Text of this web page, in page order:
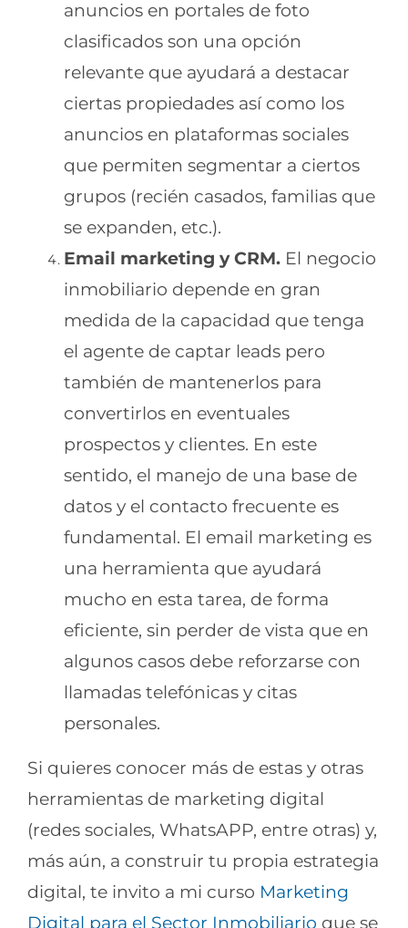
anuncios en portales de foto
clasificados son una opción
relevante que ayudará a destacar
ciertas propiedades así como los
anuncios en plataformas sociales
que permiten segmentar a ciertos
grupos (recién casados, familias que
se expanden, etc.).
Email marketing y CRM. El negocio
inmobiliario depende en gran
medida de la capacidad que tenga
el agente de captar leads pero
también de mantenerlos para
convertirlos en eventuales
prospectos y clientes. En este
sentido, el manejo de una base de
datos y el contacto frecuente es
fundamental. El email marketing es
una herramienta que ayudará
mucho en esta tarea, de forma
eficiente, sin perder de vista que en
algunos casos debe reforzarse con
llamadas telefónicas y citas
personales.
Si quieres conocer más de estas y otras
herramientas de marketing digital
(redes sociales, WhatsAPP, entre otras) y,
más aún, a construir tu propia estrategia
digital, te invito a mi curso Marketing
Digital para el Sector Inmobiliario que se